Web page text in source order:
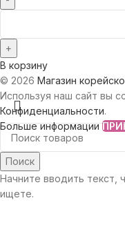
В корзину
© 2026 Магазин
Поиск
Начните вводить текст,
ищете.
Используя наш сайт вы
Конфиденциальности.
Больше информации